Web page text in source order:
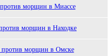
морщин в Миассе
морщин в Находке
морщин в Омске